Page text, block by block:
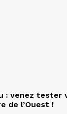
: venez tester
de l’Ouest !